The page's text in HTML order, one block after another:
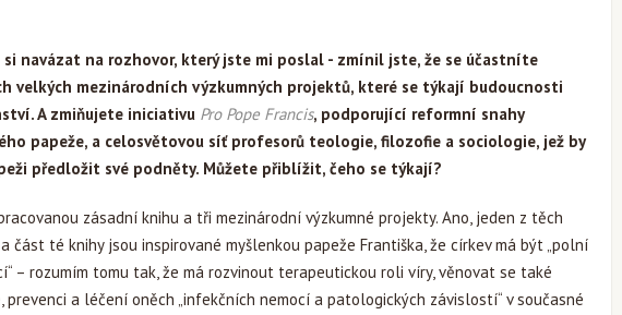
si navázat na rozhovor, který jste mi poslal - zmínil jste, že se účastníte
velkých mezinárodních výzkumných projektů, které se týkají budoucnosti
A zmiňujete iniciativu Pro Pope Francis, podporující reformní snahy
papeže, a celosvětovou síť profesorů teologie, filozofie a sociologie, jež by
předložit své podněty. Můžete přiblížit, čeho se týkají?
zásadní knihu a tři mezinárodní výzkumné projekty. Ano, jeden z těch
část té knihy jsou inspirované myšlenkou papeže Františka, že církev má být „polní
– rozumím tomu tak, že má rozvinout terapeutickou roli víry, věnovat se také
prevenci a léčení oněch „infekčních nemocí a patologických závislostí“ v současné